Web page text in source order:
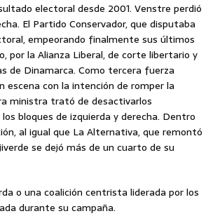
electoral desde 2001. Venstre perdió
El Partido Conservador, que disputaba
empeorando finalmente sus últimos
por la Alianza Liberal, de corte libertario y
de Dinamarca. Como tercera fuerza
escena con la intención de romper la
ministra trató de desactivarlos
bloques de izquierda y derecha. Dentro
al igual que La Alternativa, que remontó
se dejó más de un cuarto de su
o una coalición centrista liderada por los
durante su campaña.